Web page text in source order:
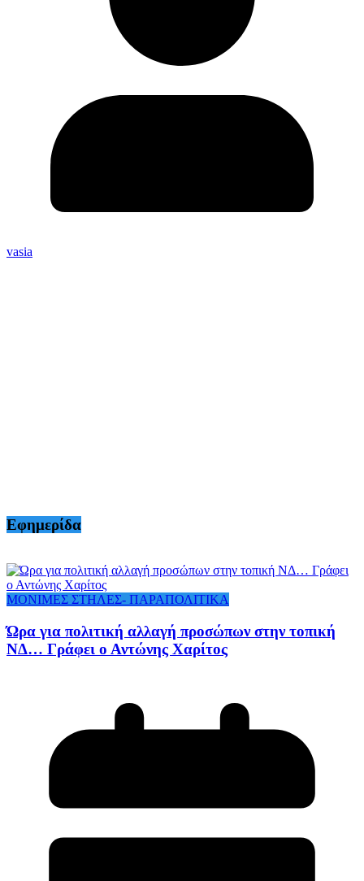
vasia
Εφημερίδα
ΜΟΝΙΜΕΣ ΣΤΗΛΕΣ- ΠΑΡΑΠΟΛΙΤΙΚΑ
Ώρα για πολιτική αλλαγή προσώπων στην τοπική
ΝΔ… Γράφει ο Αντώνης Χαρίτος